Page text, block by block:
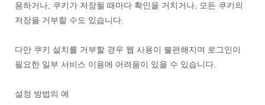
용하거나, 쿠키가 저장될 때마다 확인을 거치거나, 모든 쿠키의
저장을 거부할 수도 있습니다.
다만 쿠키 설치를 거부할 경우 웹 사용이 불편해지며 로그인이
필요한 일부 서비스 이용에 어려움이 있을 수 있습니다.
설정 방법의 예